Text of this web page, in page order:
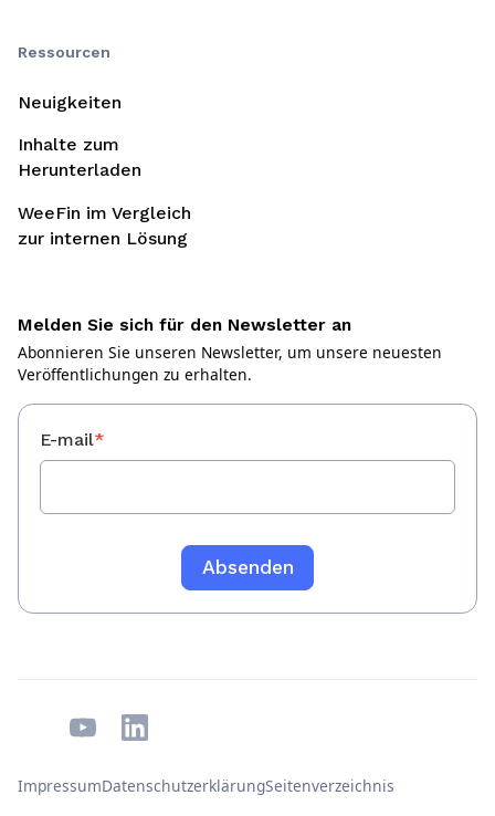
Ressourcen
Neuigkeiten
Inhalte zum
Herunterladen
WeeFin im Vergleich
zur internen Lösung
Melden Sie sich für den Newsletter an
Abonnieren Sie unseren Newsletter, um unsere neuesten
Veröffentlichungen zu erhalten.
E-mail*
ImpressumDatenschutzerklärungSeitenverzeichnis